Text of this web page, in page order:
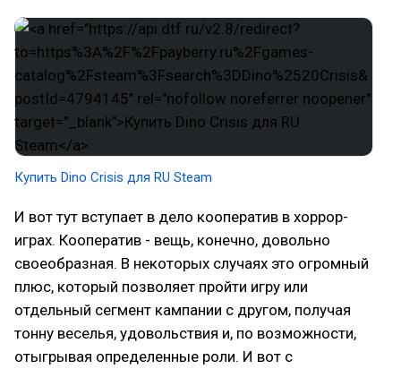
Купить Dino Crisis для RU Steam
И вот тут вступает в дело кооператив в хоррор-
играх. Кооператив - вещь, конечно, довольно
своеобразная. В некоторых случаях это огромный
плюс, который позволяет пройти игру или
отдельный сегмент кампании с другом, получая
тонну веселья, удовольствия и, по возможности,
отыгрывая определенные роли. И вот с